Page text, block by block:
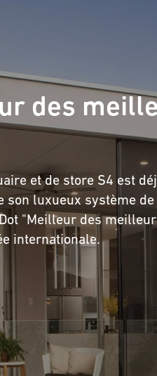
des
et de store S4 est
son luxueux système
"Meilleur des
internationale.